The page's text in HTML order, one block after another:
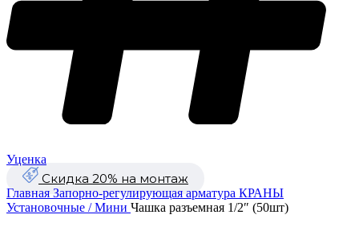
Уценка
Скидка 20% на монтаж
Главная Запорно-регулирующая арматура КРАНЫ
Установочные / Мини Чашка разъемная 1/2″ (50шт)